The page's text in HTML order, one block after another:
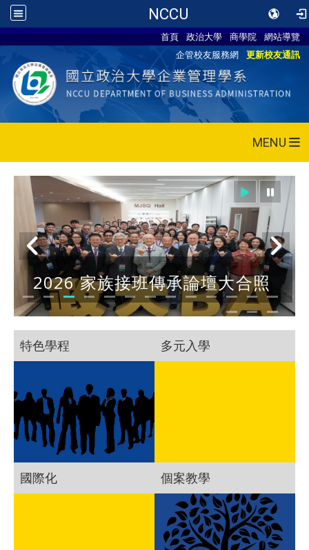
NCCU
首頁 政治大學 商學院
網站導覽
企管校友服務網
更新校友通訊
MENU
2026 家族接班傳承論壇大合照
特色學程 多元入學
國際化 個案教學